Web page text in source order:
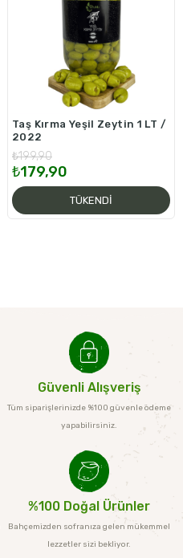
TÜKENDI
Taş Kırma Yeşil Zeytin 1 LT /
2022
₺179,90
₺199,90
Güvenli Alışveriş
Tüm siparişlerinizde %100 güvenle ödeme
yapabilirsiniz.
%100 Doğal Ürünler
Bahçemizden sofranıza gelen mükemmel
lezzetler sizi bekliyor.